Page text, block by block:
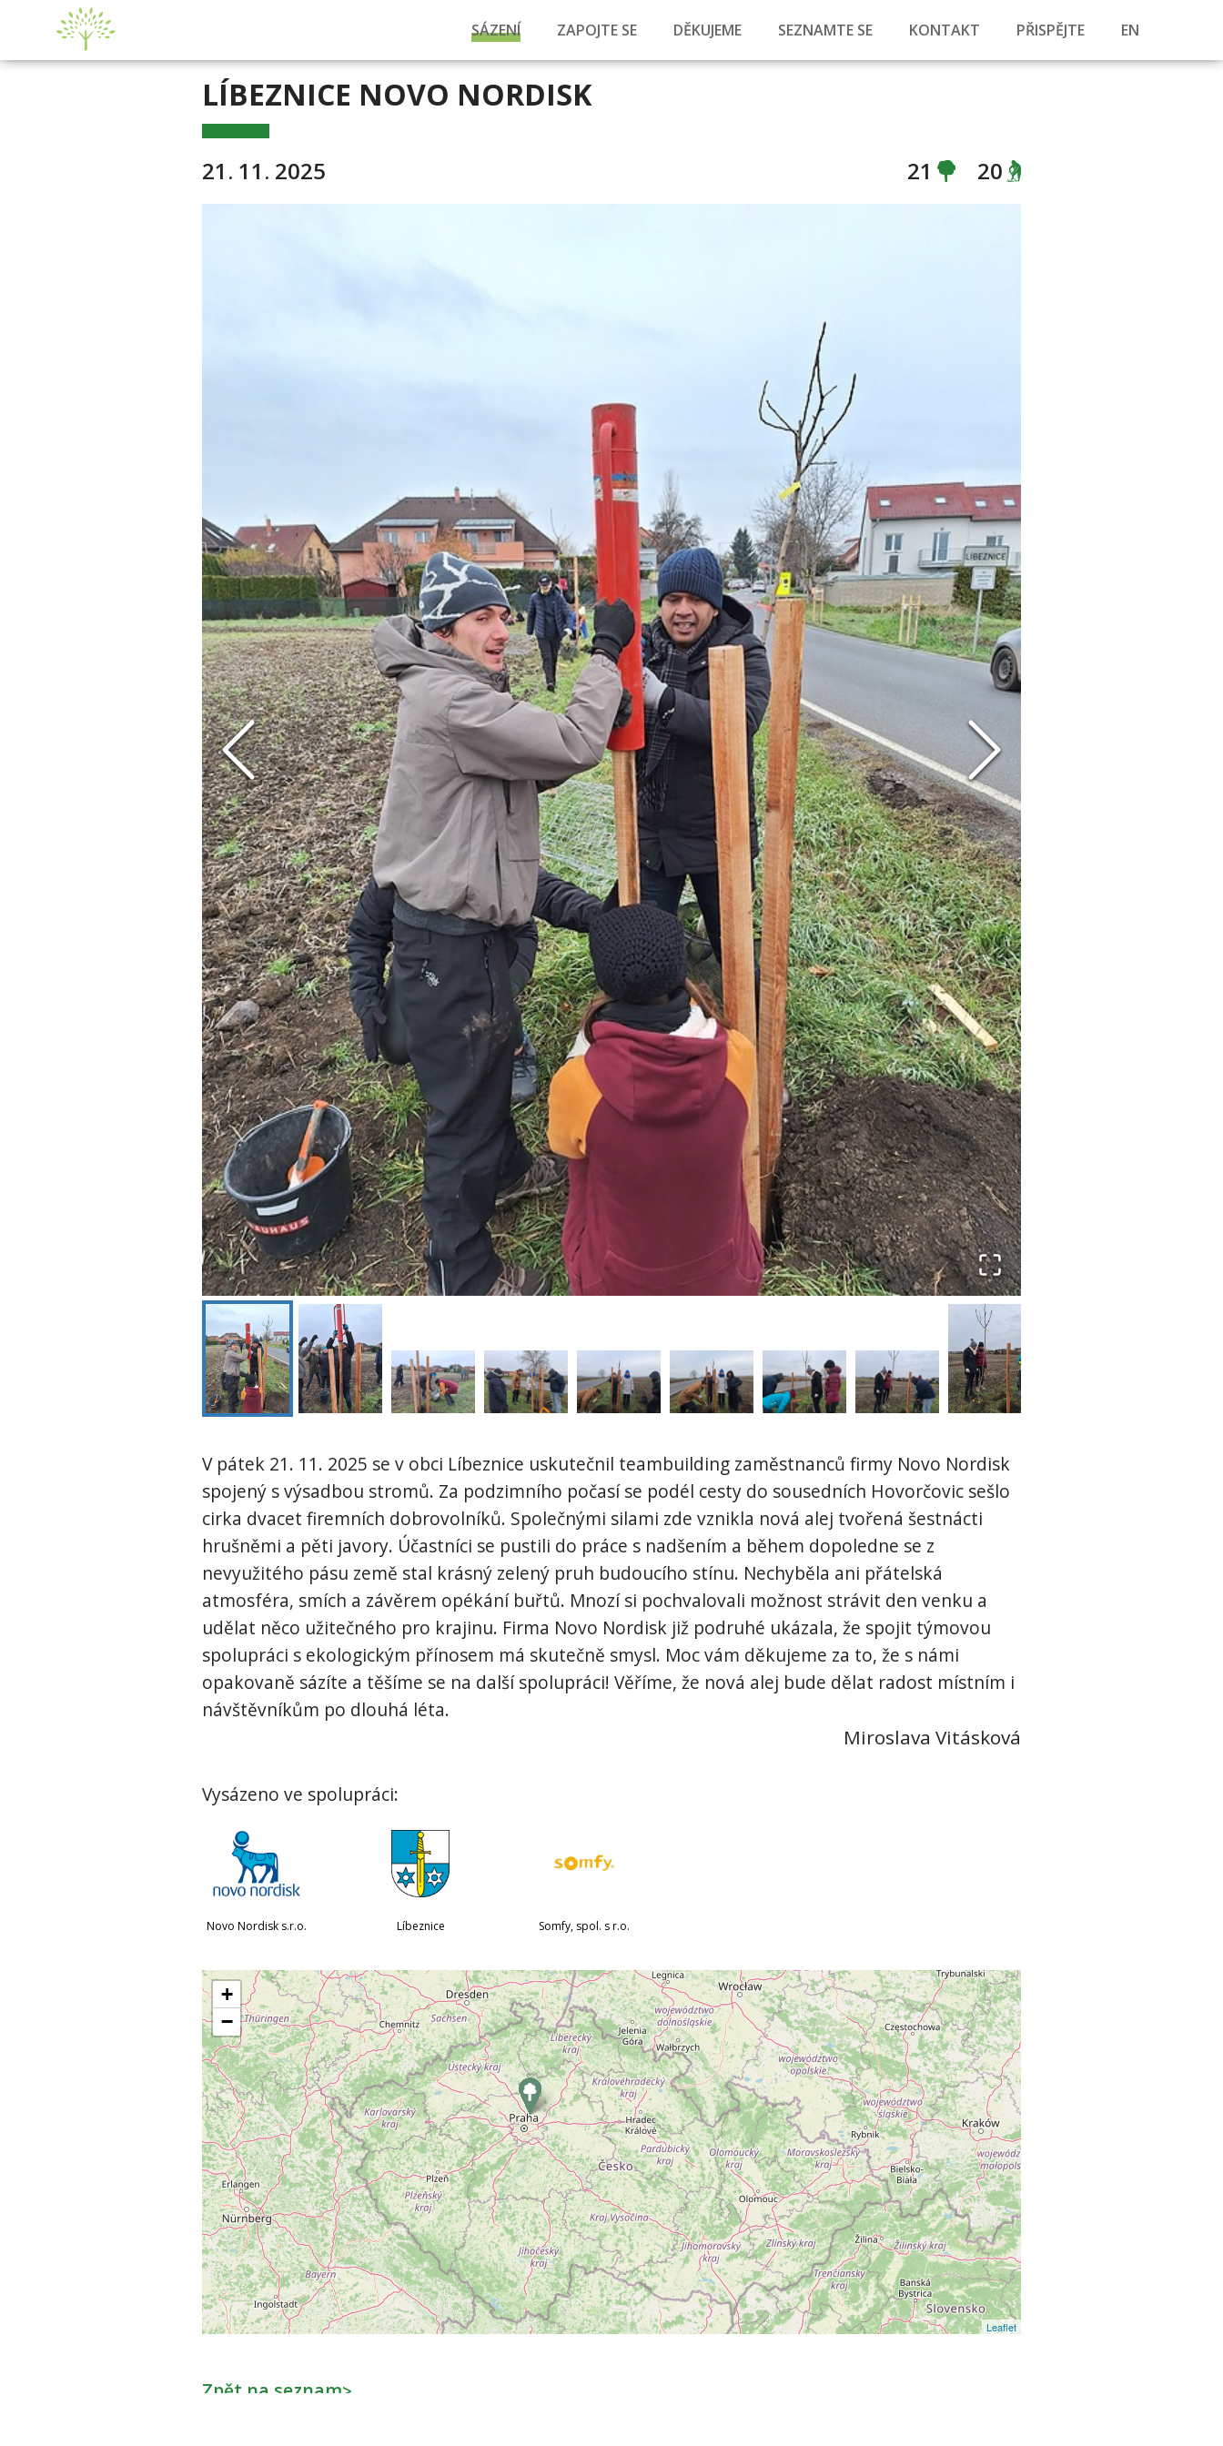
SÁZENÍ ZAPOJTE SE DĚKUJEME SEZNAMTE SE KONTAKT PŘISPĚJTE EN
LÍBEZNICE NOVO NORDISK
21. 11. 2025 21 20
V pátek 21. 11. 2025 se v obci Líbeznice uskutečnil teambuilding zaměstnanců firmy Novo Nordisk
spojený s výsadbou stromů. Za podzimního počasí se podél cesty do sousedních Hovorčovic sešlo
cirka dvacet firemních dobrovolníků. Společnými silami zde vznikla nová alej tvořená šestnácti
hrušněmi a pěti javory. Účastníci se pustili do práce s nadšením a během dopoledne se z
nevyužitého pásu země stal krásný zelený pruh budoucího stínu. Nechyběla ani přátelská
atmosféra, smích a závěrem opékání buřtů. Mnozí si pochvalovali možnost strávit den venku a
udělat něco užitečného pro krajinu. Firma Novo Nordisk již podruhé ukázala, že spojit týmovou
spolupráci s ekologickým přínosem má skutečně smysl. Moc vám děkujeme za to, že s námi
opakovaně sázíte a těšíme se na další spolupráci! Věříme, že nová alej bude dělat radost místním i
návštěvníkům po dlouhá léta.
Miroslava Vitásková
Vysázeno ve spolupráci:
Novo Nordisk s.r.o. Líbeznice Somfy, spol. s r.o.
+
−
Leaflet
Zpět na seznam>